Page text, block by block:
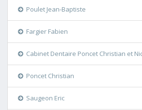
Poulet Jean-Baptiste
Fargier Fabien
Cabinet Dentaire Poncet Christian et
Poncet Christian
Saugeon Eric